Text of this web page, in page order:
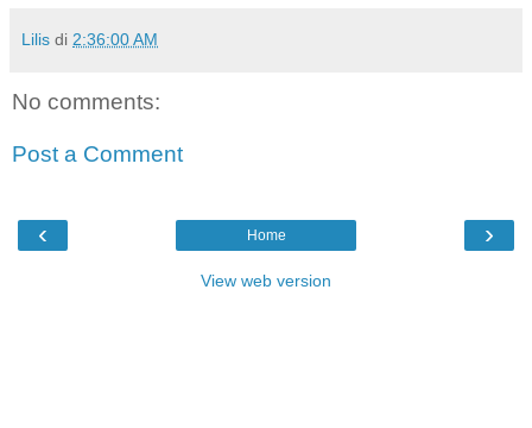
Lilis di 2:36:00 AM
No comments:
Post a Comment
‹ ›
Home
View web version